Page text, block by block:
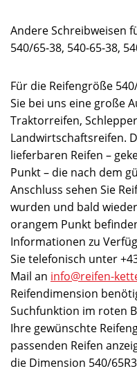
Andere Schreibweisen
540/65-38, 540-65-38,
Für die Reifengröße
Sie bei uns eine große
Traktorreifen,
Landwirtschaftsreifen.
lieferbaren Reifen –
Punkt – die nach dem
Anschluss sehen Sie
wurden und bald
orangem Punkt
Informationen zu
Sie telefonisch unter
Mail an info@reifen-
Reifendimension
Suchfunktion im roten
Ihre gewünschte
passenden Reifen
die Dimension 540/